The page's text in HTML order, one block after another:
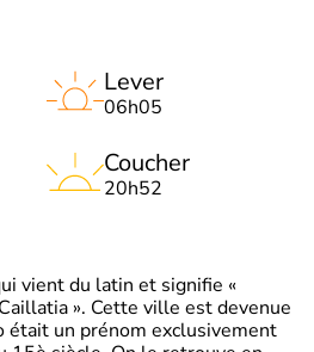
Lever
06h05
Coucher
20h52
vient du latin et signifie «
». Cette ville est devenue
était un prénom exclusivement